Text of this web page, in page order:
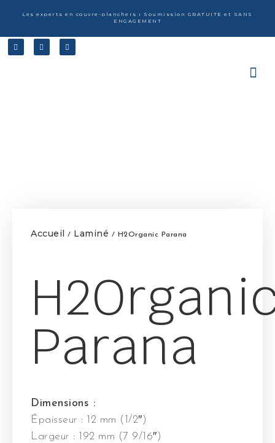
Les experts en couvre-planchers ı Soumission GRATUITE et SANS
ENGAGEMENT
Accueil / Laminé / H2Organic Parana
Parana
Dimensions :
Épaisseur : 12 mm (1/2″)
Largeur : 192 mm (7 9/16″)